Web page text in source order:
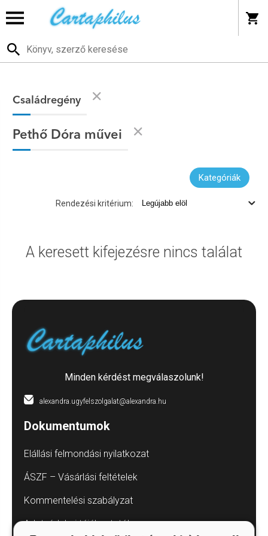
Családregény
Pethő Dóra művei
Kategóriák
Rendezési kritérium:
A keresett kifejezésre nincs találat
Minden kérdést megválaszolunk!
alexandra.ugyfelszolgalat@alexandra.hu
Dokumentumok
Elállási felmondási nyilatkozat
ÁSZF – Vásárlási feltételek
Kommentelési szabályzat
Adatvédelmi tájékoztatók